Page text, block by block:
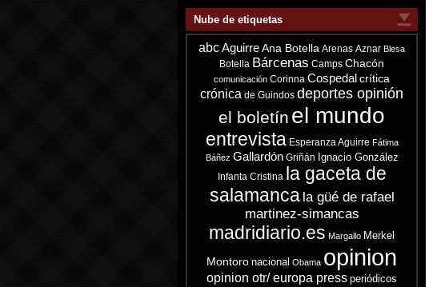
Nube de etiquetas
abcAguirre Ana Botella Arenas Aznar Blesa
Botella Bárcenas Camps Chacón
comunicación Corinna Cospedal crítica
crónica de Guindos deportes opinión
el boletín el mundo
entrevista Esperanza Aguirre Fátima
Báñez Gallardón Griñán Ignacio González
Infanta Cristina la gaceta de
salamanca la güé de rafael
martinez-simancas
madridiario.es Margallo Merkel
Montoro nacional Obama opinion
opinion otr/ europa press periódicos